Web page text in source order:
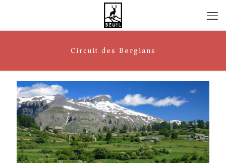
Circuit des Bergians